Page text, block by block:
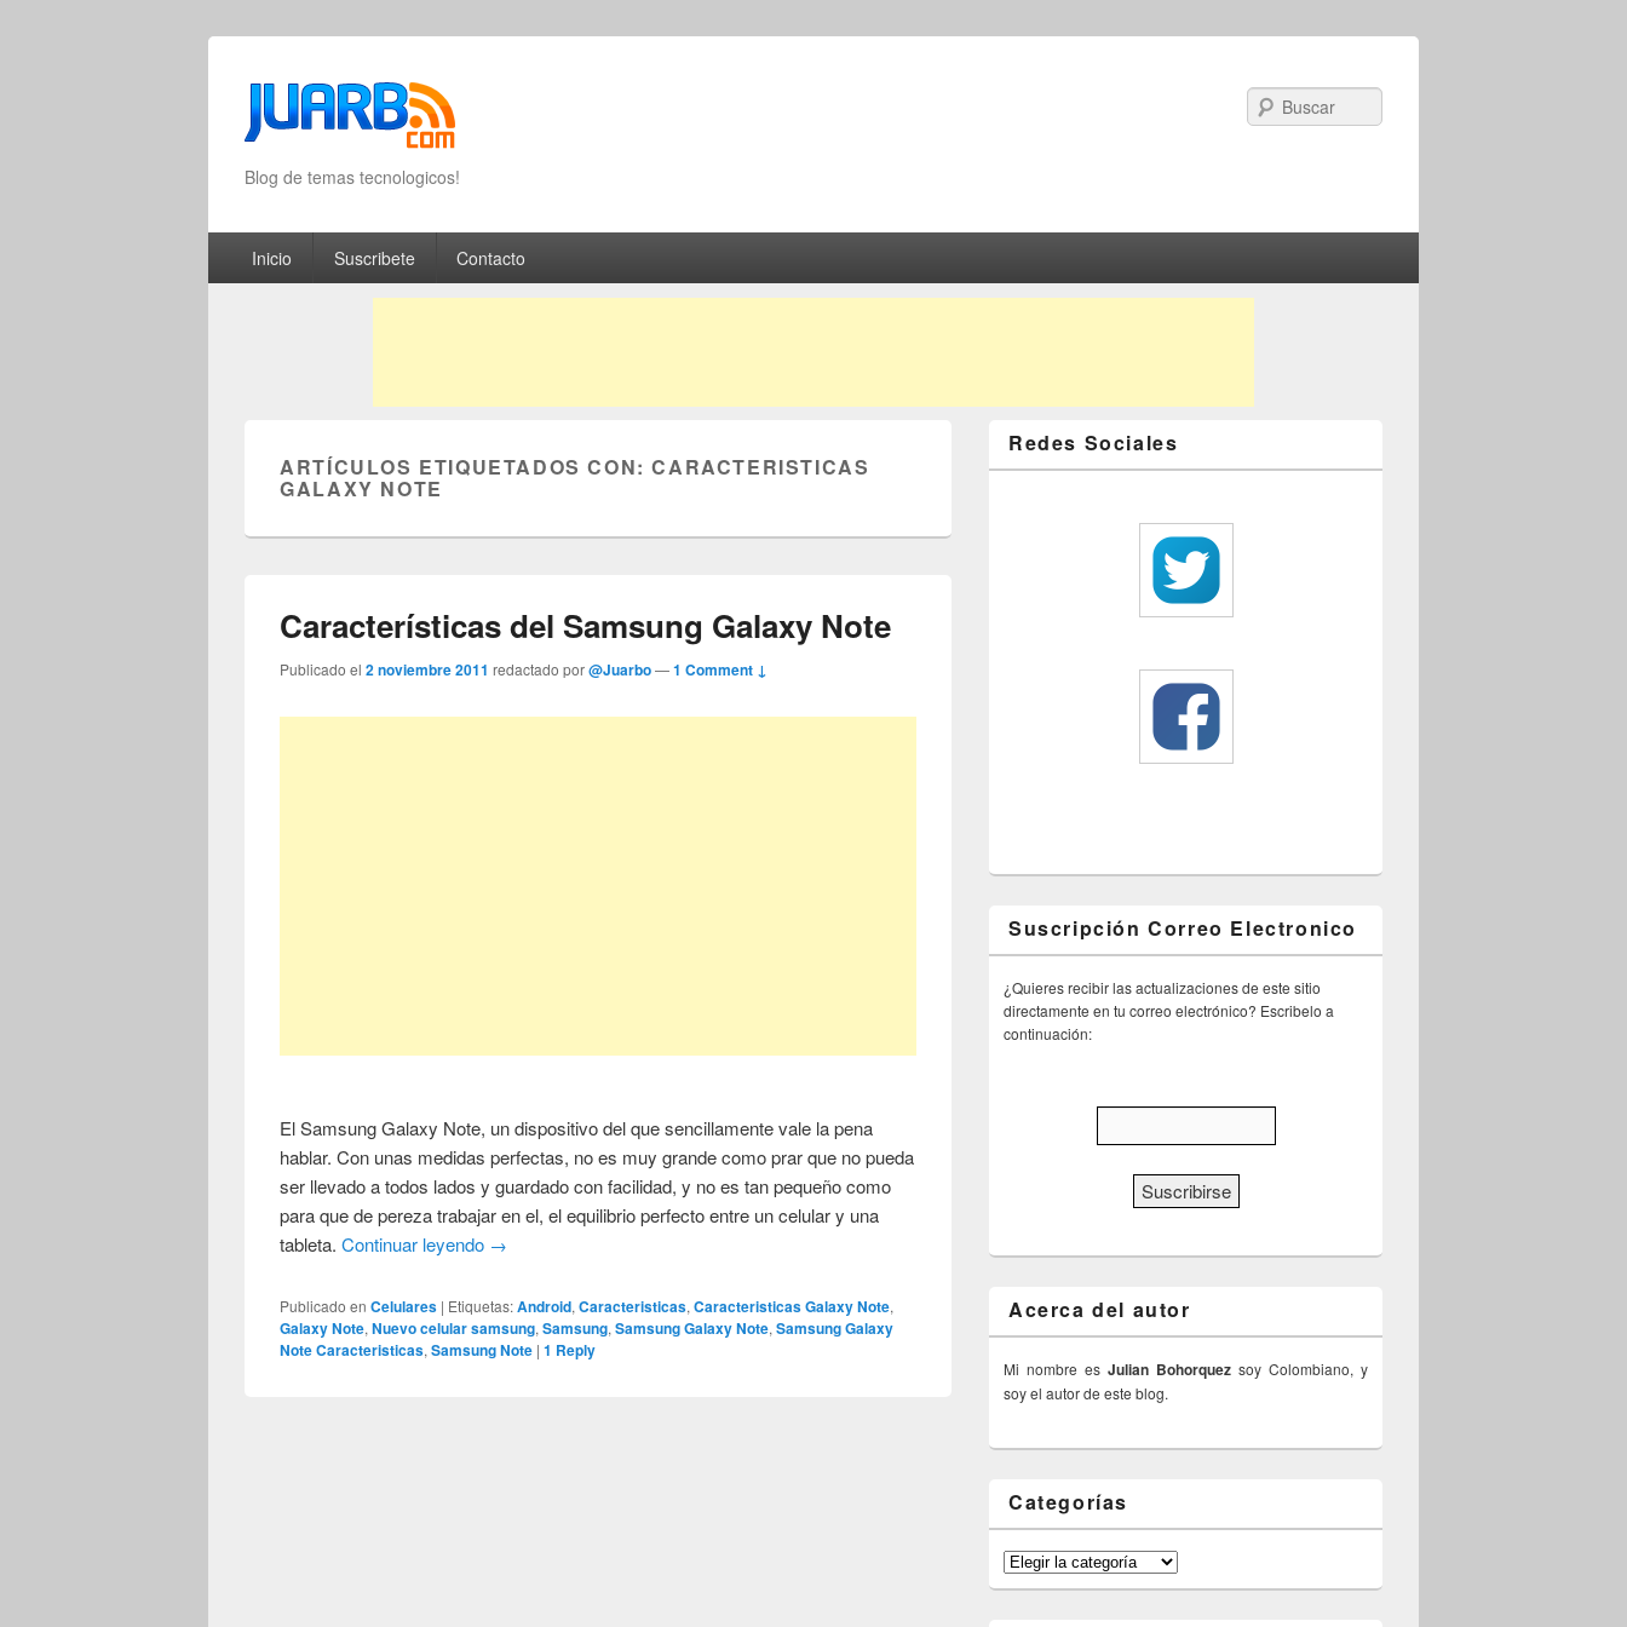
Blog de temas tecnologicos!
Primary menu
Skip to primary content
Skip to secondary content
Inicio Suscribete Contacto
ARTÍCULOS ETIQUETADOS CON:CARACTERISTICAS
GALAXY NOTE
Características del Samsung Galaxy Note
Publicado el2 noviembre 2011 redactado por@Juarbo—1 Comment ↓
El Samsung Galaxy Note, un dispositivo del que sencillamente vale la pena
hablar. Con unas medidas perfectas, no es muy grande como prar que no pueda
ser llevado a todos lados y guardado con facilidad, y no es tan pequeño como
para que de pereza trabajar en el, el equilibrio perfecto entre un celular y una
tableta.Continuar leyendo →
Publicado en Celulares | Etiquetas:Android,Caracteristicas,Caracteristicas Galaxy Note,
Galaxy Note,Nuevo celular samsung,Samsung,Samsung Galaxy Note,Samsung Galaxy
Note Caracteristicas,Samsung Note |1 Reply
Redes Sociales
Suscripción Correo Electronico
¿Quieres recibir las actualizaciones de este sitio
directamente en tu correo electrónico? Escribelo a
continuación:
Acerca del autor
Mi nombre es Julian Bohorquez soy Colombiano, y
soy el autor de este blog.
Categorías
Categorías